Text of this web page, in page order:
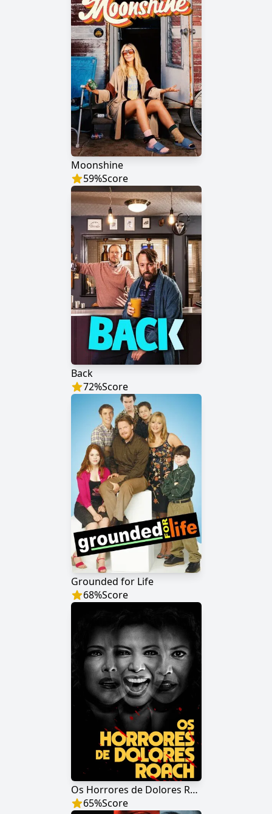
Moonshine
59%Score
Back
72%Score
Grounded for Life
68%Score
Os Horrores de Dolores Roach
65%Score